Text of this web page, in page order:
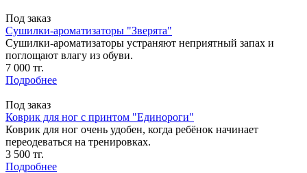
Под заказ
Сушилки-ароматизаторы "Зверята"
Сушилки-ароматизаторы устраняют неприятный запах и
поглощают влагу из обуви.
7 000 тг.
Подробнее
Под заказ
Коврик для ног с принтом "Единороги"
Коврик для ног очень удобен, когда ребёнок начинает
переодеваться на тренировках.
3 500 тг.
Подробнее